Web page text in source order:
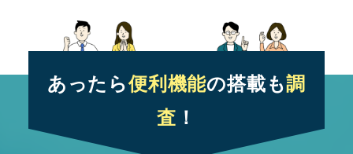
あったら便利機能の搭載も調
査 ！